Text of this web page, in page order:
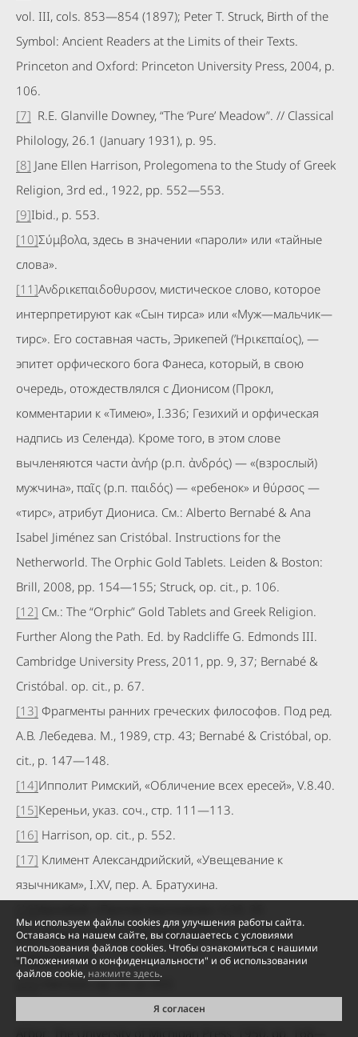
vol. III, cols. 853—854 (1897); Peter T. Struck, Birth of the
Symbol: Ancient Readers at the Limits of their Texts.
Princeton and Oxford: Princeton University Press, 2004, p.
106.
[7] R.E. Glanville Downey, “The ‘Pure’ Meadow”. // Classical
Philology, 26.1 (January 1931), p. 95.
[8] Jane Ellen Harrison, Prolegomena to the Study of Greek
Religion, 3rd ed., 1922, pp. 552—553.
[9]Ibid., p. 553.
[10]Σύμβολα, здесь в значении «пароли» или «тайные
слова».
[11]Ανδρικεπαιδοθυρσον, мистическое слово, которое
интерпретируют как «Сын тирса» или «Муж—мальчик—
тирс». Его составная часть, Эрикепей (’Ηρικεπαίος), —
эпитет орфического бога Фанеса, который, в свою
очередь, отождествлялся с Дионисом (Прокл,
комментарии к «Тимею», I.336; Гезихий и орфическая
надпись из Селенда). Кроме того, в этом слове
вычленяются части ἀνήρ (р.п. ἀνδρός) — «(взрослый)
мужчина», παῖς (р.п. παιδός) — «ребенок» и θύρσος —
«тирс», атрибут Диониса. См.: Alberto Bernabé & Ana
Isabel Jiménez san Cristóbal. Instructions for the
Netherworld. The Orphic Gold Tablets. Leiden & Boston:
Brill, 2008, pp. 154—155; Struck, op. cit., p. 106.
[12] См.: The “Orphic” Gold Tablets and Greek Religion.
Further Along the Path. Ed. by Radcliffe G. Edmonds III.
Cambridge University Press, 2011, pp. 9, 37; Bernabé &
Cristóbal. op. cit., p. 67.
[13] Фрагменты ранних греческих философов. Под ред.
А.В. Лебедева. М., 1989, стр. 43; Bernabé & Cristóbal, op.
cit., p. 147—148.
[14]Ипполит Римский, «Обличение всех ересей», V.8.40.
[15]Кереньи, указ. соч., стр. 111—113.
[16] Harrison, op. cit., p. 552.
[17] Климент Александрийский, «Увещевание к
язычникам», I.XV, пер. А. Братухина.
[19]Феодорит Кирский, «Врачевание эллинских
недугов», I.22.
[20]
Harrison, op. cit., p. 553.
Campbell Bonner, Studies in Magical Amulets. Ann
Мы используем файлы cookies для улучшения работы сайта.
Оставаясь на нашем сайте, вы соглашаетесь с условиями
использования файлов cookies. Чтобы ознакомиться с нашими
"Положениями о конфиденциальности" и об использовании
файлов cookie, нажмите здесь.
Я согласен